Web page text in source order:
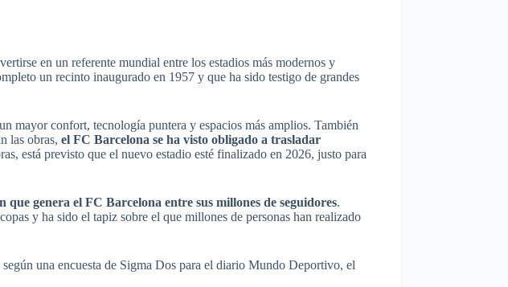
en un referente mundial entre los estadios más modernos y
un recinto inaugurado en 1957 y que ha sido testigo de grandes
mayor confort, tecnología puntera y espacios más amplios. También
las obras, el FC Barcelona se ha visto obligado a trasladar
está previsto que el nuevo estadio esté finalizado en 2026, justo para
que genera el FC Barcelona entre sus millones de seguidores.
y ha sido el tapiz sobre el que millones de personas han realizado
una encuesta de Sigma Dos para el diario Mundo Deportivo, el